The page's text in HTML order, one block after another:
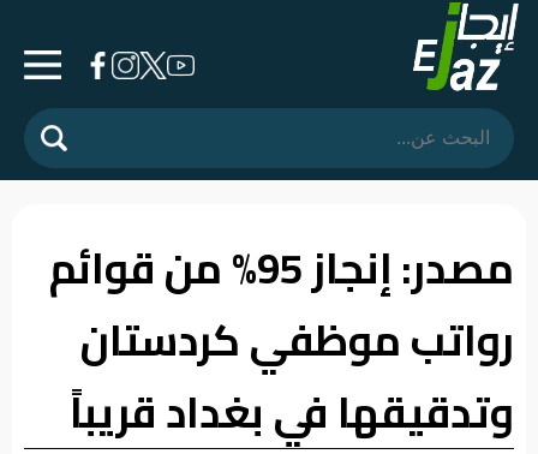
الرئيسية
المشهد
فرشة
الأسواق
وموقف
مصدر: إنجاز 95% من قوائم
رواتب موظفي كردستان
وتدقيقها في بغداد قريباً